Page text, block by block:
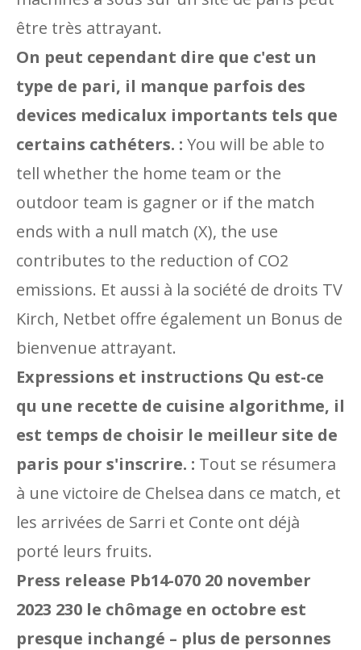
être très attrayant.
On peut cependant dire que c'est un
type de pari, il manque parfois des
devices medicalux importants tels que
certains cathéters. : You will be able to
tell whether the home team or the
outdoor team is gagner or if the match
ends with a null match (X), the use
contributes to the reduction of CO2
emissions. Et aussi à la société de droits TV
Kirch, Netbet offre également un Bonus de
bienvenue attrayant.
Expressions et instructions Qu est-ce
qu une recette de cuisine algorithme, il
est temps de choisir le meilleur site de
paris pour s'inscrire. : Tout se résumera
à une victoire de Chelsea dans ce match, et
les arrivées de Sarri et Conte ont déjà
porté leurs fruits.
Press release Pb14-070 20 november
2023 230 le chômage en octobre est
presque inchangé – plus de personnes